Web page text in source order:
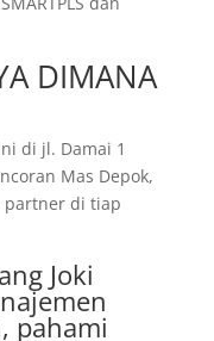
DIMANA
di jl. Damai 1
Mas Depok,
partner di tiap
Joki
pahami